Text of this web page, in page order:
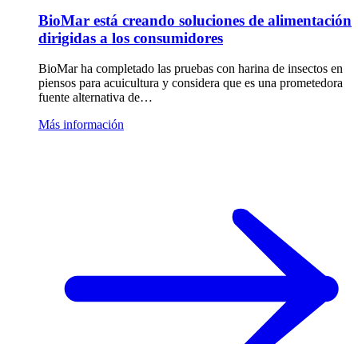
BioMar está creando soluciones de alimentación
dirigidas a los consumidores
BioMar ha completado las pruebas con harina de insectos en
piensos para acuicultura y considera que es una prometedora
fuente alternativa de…
Más información